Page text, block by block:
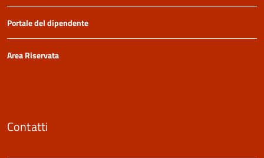
Portale del dipendente
Area Riservata
Contatti